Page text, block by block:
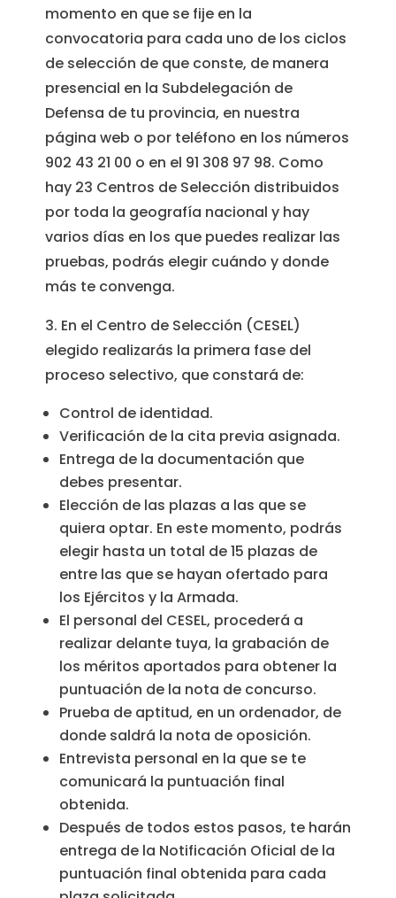
momento en que se fije en la
convocatoria para cada uno de los ciclos
de selección de que conste, de manera
presencial en la Subdelegación de
Defensa de tu provincia, en nuestra
página web o por teléfono en los números
902 43 21 00 o en el 91 308 97 98. Como
hay 23 Centros de Selección distribuidos
por toda la geografía nacional y hay
varios días en los que puedes realizar las
pruebas, podrás elegir cuándo y donde
más te convenga.
3. En el Centro de Selección (CESEL)
elegido realizarás la primera fase del
proceso selectivo, que constará de:
Control de identidad.
Verificación de la cita previa asignada.
Entrega de la documentación que
debes presentar.
Elección de las plazas a las que se
quiera optar. En este momento, podrás
elegir hasta un total de 15 plazas de
entre las que se hayan ofertado para
los Ejércitos y la Armada.
El personal del CESEL, procederá a
realizar delante tuya, la grabación de
los méritos aportados para obtener la
puntuación de la nota de concurso.
Prueba de aptitud, en un ordenador, de
donde saldrá la nota de oposición.
Entrevista personal en la que se te
comunicará la puntuación final
obtenida.
Después de todos estos pasos, te harán
entrega de la Notificación Oficial de la
puntuación final obtenida para cada